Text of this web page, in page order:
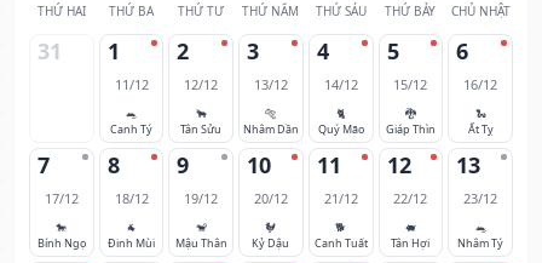
THỨ HAI THỨ BA THỨ TƯ THỨ NĂM THỨ SÁU THỨ BẢY CHỦ NHẬT
31 1
11/12
🐀
Canh Tý
2
12/12
🐂
Tân Sửu
3
13/12
🐅
Nhâm Dần
4
14/12
🐈
Quý Mão
5
15/12
🐉
Giáp Thìn
6
16/12
🐍
Ất Tỵ
7
17/12
🐎
Bính Ngọ
8
18/12
🐐
Đinh Mùi
9
19/12
🐒
Mậu Thân
10
20/12
🐓
Kỷ Dậu
11
21/12
🐕
Canh Tuất
12
22/12
🐖
Tân Hợi
13
23/12
🐀
Nhâm Tý